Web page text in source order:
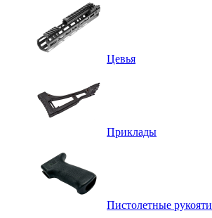
Цевья
Приклады
Пистолетные рукояти